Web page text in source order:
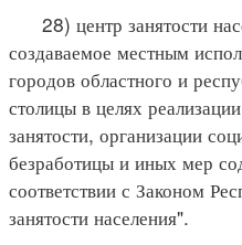
28) центр занятости
создаваемое местным
городов областного и
столицы в целях
занятости, организации
безработицы и иных мер
соответствии с Законом
занятости населения".